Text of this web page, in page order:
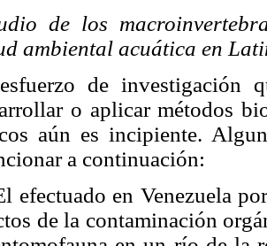
de los
ambiental acuática en
de investigación
o aplicar métodos
aún es incipiente.
a continuación:
efectuado en Venezuela
de la contaminación